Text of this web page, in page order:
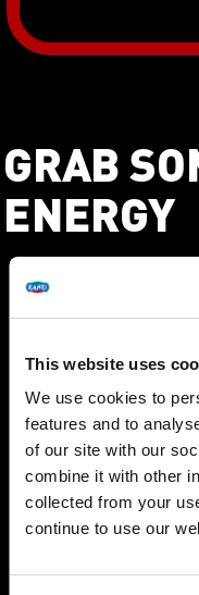
This website uses
We use cookies to
features and to
of our site with our
combine it with other
collected from your
continue to use our
GRAB
ENERGY
Verwarm de
Band Heerlijk
Koek &
Bekleed de
Leg 1/3